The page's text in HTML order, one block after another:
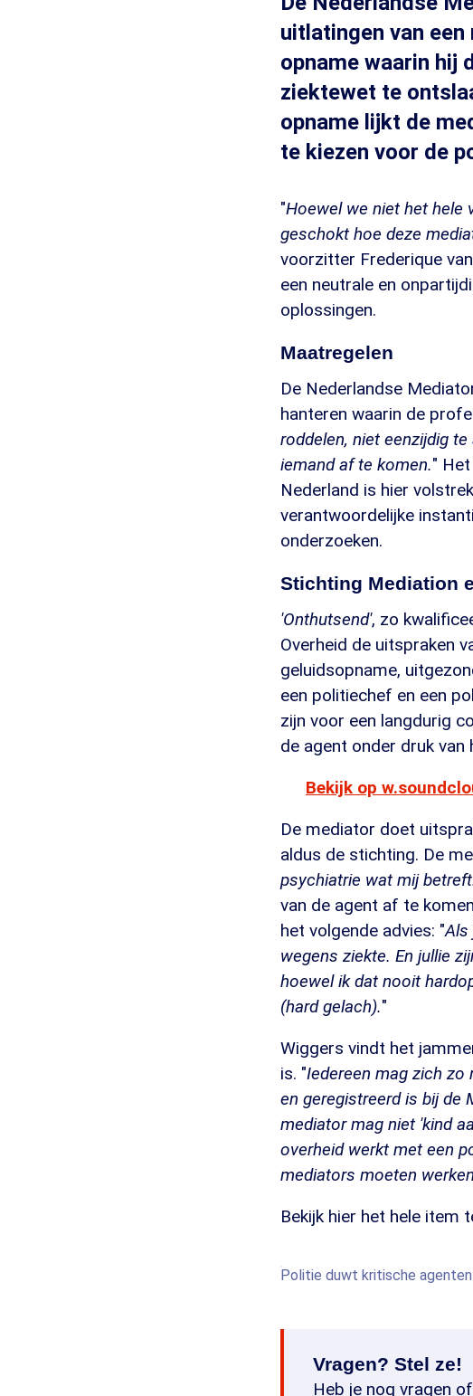
uitlatingen van
opname waarin hij
ziektewet te
opname lijkt de
te kiezen voor de
"Hoewel we niet het hele
geschokt hoe deze
voorzitter Frederique
een neutrale en
oplossingen.
Maatregelen
De Nederlandse
hanteren waarin de
roddelen, niet eenzijdig
iemand af te komen."
Nederland is hier
verantwoordelijke
onderzoeken.
Stichting Mediation
'Onthutsend', zo
Overheid de uitspraken
geluidsopname,
een politiechef en een
zijn voor een langdurig
de agent onder druk
Bekijk op
De mediator doet
aldus de stichting. De
psychiatrie wat mij
van de agent af te
het volgende advies: "Als
wegens ziekte. En jullie
hoewel ik dat nooit
(hard gelach)."
Wiggers vindt het
is. "Iedereen mag zich zo
en geregistreerd is bij de
mediator mag niet 'kind
overheid werkt met een
mediators moeten
Bekijk hier het hele item
Politie duwt kritische
Vragen? Stel ze!
Heb je nog vragen